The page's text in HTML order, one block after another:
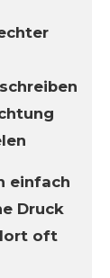
einfach
Druck
oft